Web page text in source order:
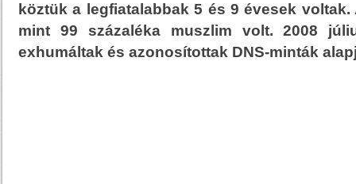
köztük a legfiatalabbak 5 és 9 évesek
mint 99 százaléka muszlim volt. 2008
exhumáltak és azonosítottak DNS-minták